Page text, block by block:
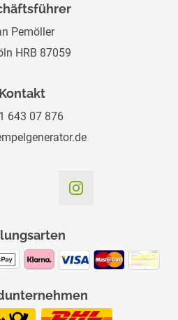
Pemöller
HRB 87059
Kontakt
643 07 876